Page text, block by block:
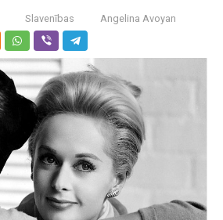
Slavenības Angelina Avoyan